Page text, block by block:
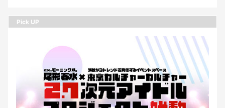
Pick UP